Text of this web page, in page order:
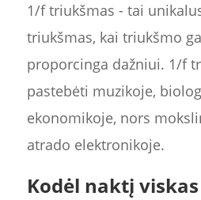
1/f triukšmas - tai
triukšmas, kai triukšmo
proporcinga dažniui. 1/f
pastebėti muzikoje,
ekonomikoje, nors
atrado elektronikoje.
Kodėl naktį